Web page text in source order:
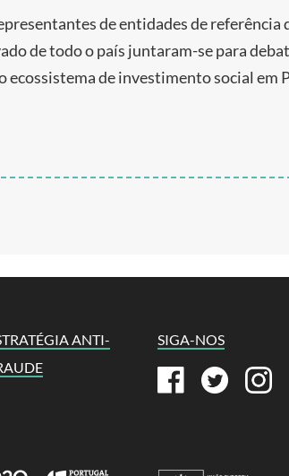
de entidades de referência
de todo o país juntaram-se para
ecossistema de investimento social em
ANTI-
SIGA-NOS